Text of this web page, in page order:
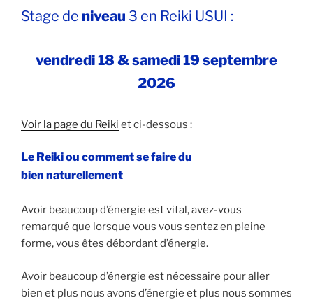
Stage de niveau 3 en Reiki USUI :
vendredi 18 & samedi 19 septembre
2026
Voir la page du Reiki et ci-dessous :
Le Reiki ou comment se faire du
bien naturellement
Avoir beaucoup d’énergie est vital, avez-vous
remarqué que lorsque vous vous sentez en pleine
forme, vous êtes débordant d’énergie.
Avoir beaucoup d’énergie est nécessaire pour aller
bien et plus nous avons d’énergie et plus nous sommes